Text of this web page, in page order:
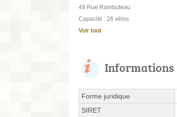
49 Rue Rambuteau
Capacité : 26 vélos
Voir tout
Informations
Forme juridique
SIRET